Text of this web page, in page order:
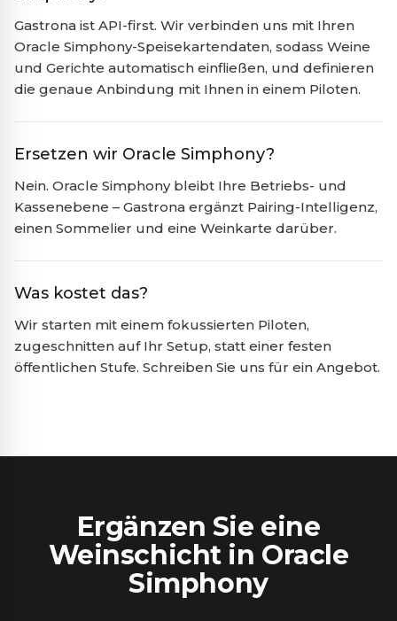
Gastrona ist API-first. Wir verbinden uns mit Ihren
Oracle Simphony-Speisekartendaten, sodass Weine
und Gerichte automatisch einfließen, und definieren
die genaue Anbindung mit Ihnen in einem Piloten.
Ersetzen wir Oracle Simphony?
Nein. Oracle Simphony bleibt Ihre Betriebs- und
Kassenebene – Gastrona ergänzt Pairing-Intelligenz,
einen Sommelier und eine Weinkarte darüber.
Was kostet das?
Wir starten mit einem fokussierten Piloten,
zugeschnitten auf Ihr Setup, statt einer festen
öffentlichen Stufe. Schreiben Sie uns für ein Angebot.
Ergänzen Sie eine
Weinschicht in Oracle
Simphony